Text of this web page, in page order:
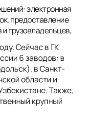
электронная
предоставление
и грузовладельцев,
Сейчас в ГК
6 заводов: в
в Санкт-
области и
Также,
крупный